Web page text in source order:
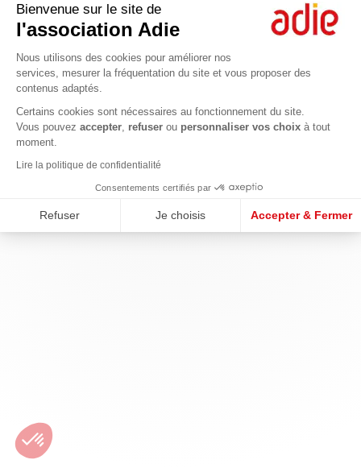
Bienvenue sur le site de
l'association Adie
Nous utilisons des cookies pour améliorer nos
services, mesurer la fréquentation du site et vous proposer des
contenus adaptés.
Certains cookies sont nécessaires au fonctionnement du site.
Vous pouvez accepter refuser ou personnaliser vos choix à tout
moment.
Lire la politique de confidentialité
Consentements certifiés par
Refuser Je choisis Accepter & Fermer
Axeptio consent